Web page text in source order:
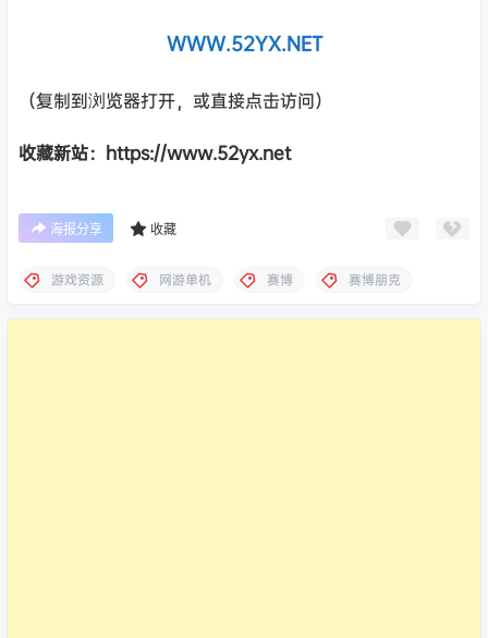
WWW.52YX.NET
（复制到浏览器打开，或直接点击访问）
收藏新站：https://www.52yx.net
海报分享 收藏
游戏资源 网游单机 赛博 赛博朋克